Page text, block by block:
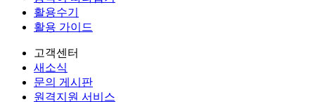
활용수기
활용 가이드
고객센터
새소식
문의 게시판
원격지원 서비스